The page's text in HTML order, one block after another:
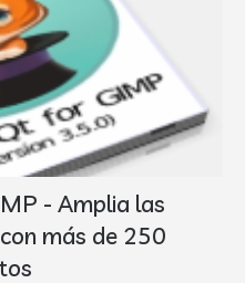
- Amplia las
más de 250